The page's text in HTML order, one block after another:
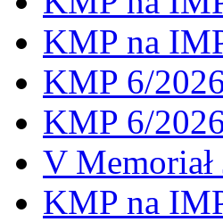
KMP na
KMP 6/
KMP 6/
V Memoriał
KMP na